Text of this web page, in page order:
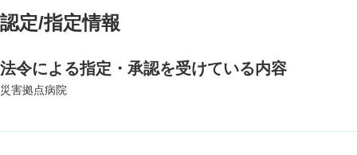
認定/指定情報
法令による指定・承認を受けている内容
災害拠点病院